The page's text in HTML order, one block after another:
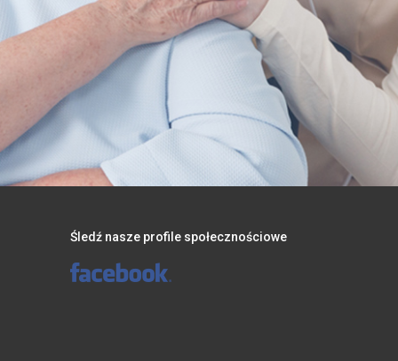
Śledź nasze profile społecznościowe